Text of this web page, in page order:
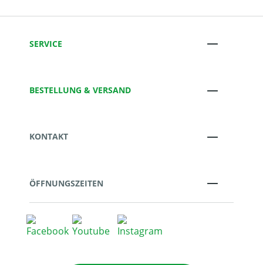
SERVICE
BESTELLUNG & VERSAND
KONTAKT
ÖFFNUNGSZEITEN